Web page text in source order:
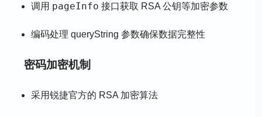
调用 pageInfo 接口获取 RSA 公钥等加密参数
编码处理 queryString 参数确保数据完整性
密码加密机制
采用锐捷官方的 RSA 加密算法